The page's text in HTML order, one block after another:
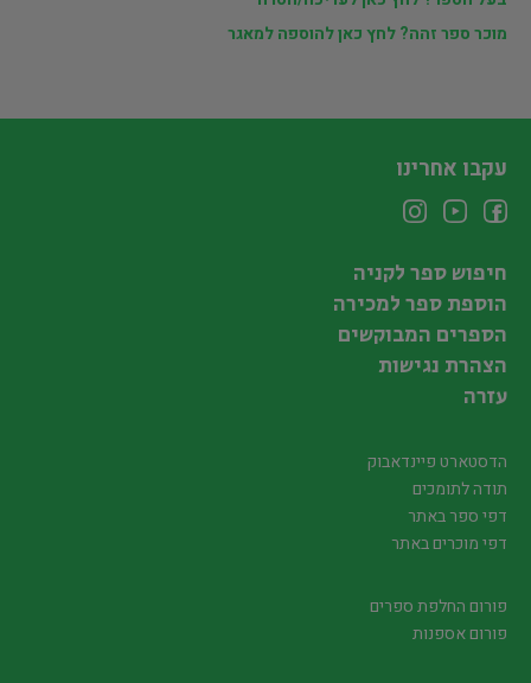
מוכר ספר זהה? לחץ כאן להוספה למאגר
עקבו אחרינו
חיפוש ספר לקניה
הוספת ספר למכירה
הספרים המבוקשים
הצהרת נגישות
עזרה
הדסטארט פיינדאבוק
תודה לתומכים
דפי ספר באתר
דפי מוכרים באתר
פורום החלפת ספרים
פורום אספנות